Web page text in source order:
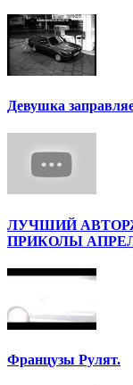
Девушка
ЛУЧШИЙ
ПРИКОЛЫ
Французы Рулят.